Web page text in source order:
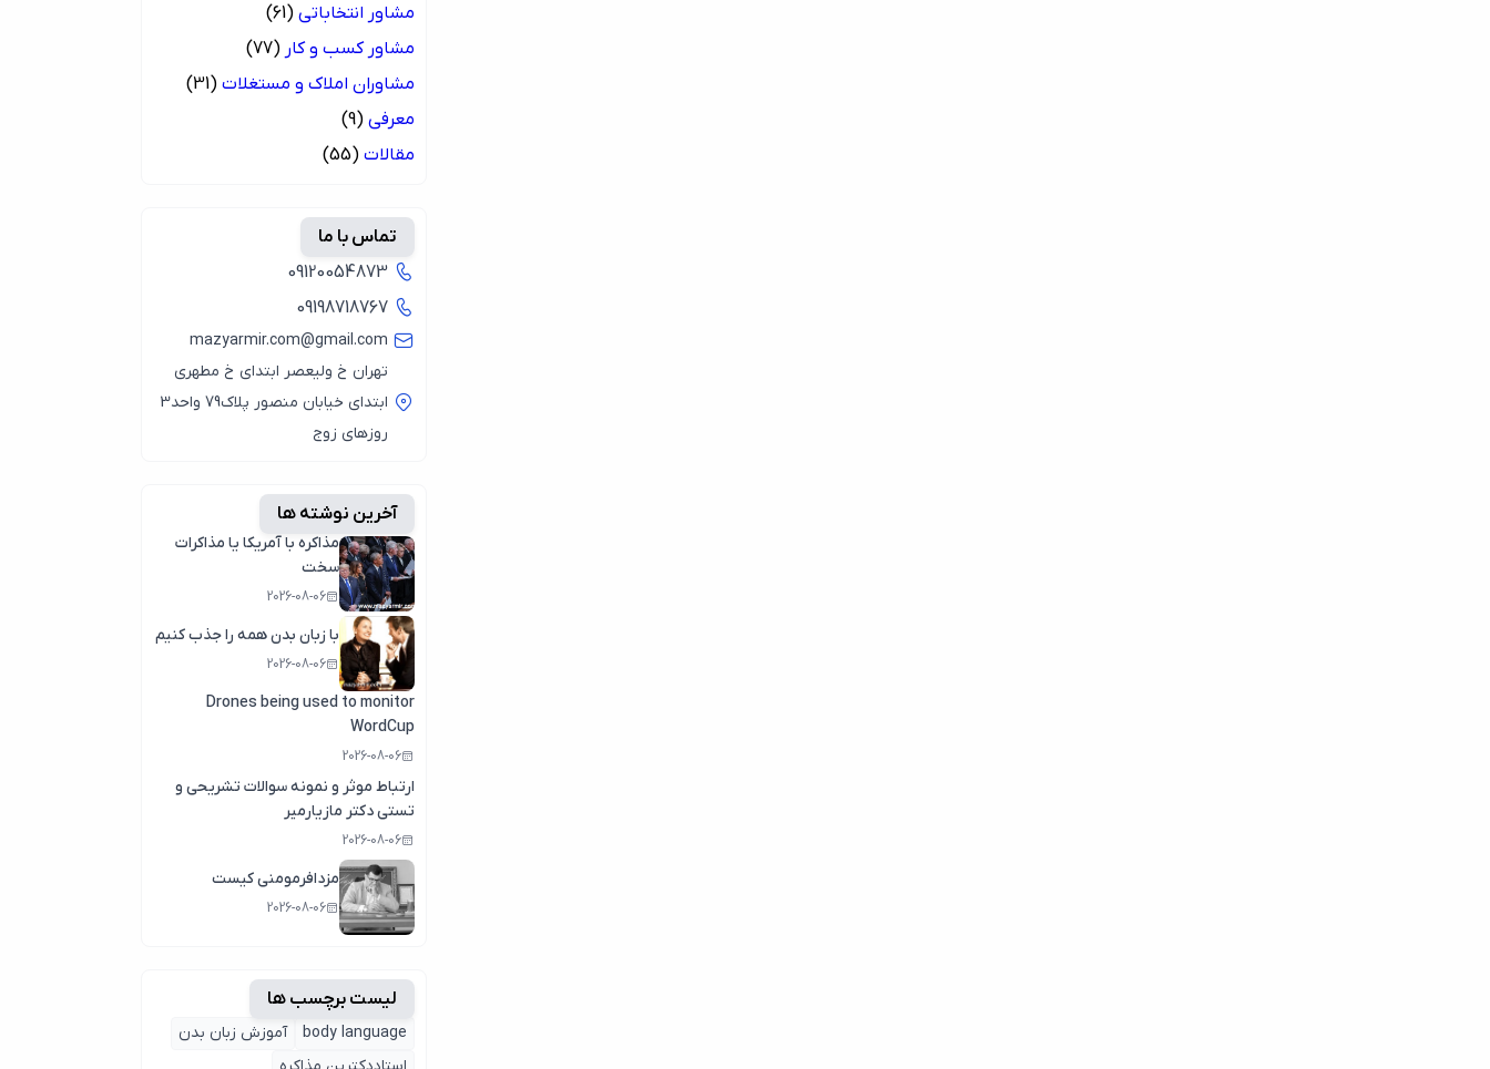
مشاور انتخاباتی (61)
مشاور کسب و کار (77)
مشاوران املاک و مستغلات (31)
معرفی (9)
مقالات (55)
تماس با ما
09120054873
09198718767
mazyarmir.com@gmail.com
تهران خ ولیعصر ابتدای خ مطهری
ابتدای خیابان منصور پلاک79 واحد3
روزهای زوج
آخرین نوشته ها
مذاکره با آمریکا یا مذاکرات
سخت
2026-08-06
با زبان بدن همه را جذب کنیم
2026-08-06
Drones being used to monitor
WordCup
2026-08-06
ارتباط موثر و نمونه سوالات تشریحی و
تستی دکتر مازیارمیر
2026-08-06
مزدافرمومنی کیست
2026-08-06
لیست برچسب ها
body language
آموزش زبان بدن